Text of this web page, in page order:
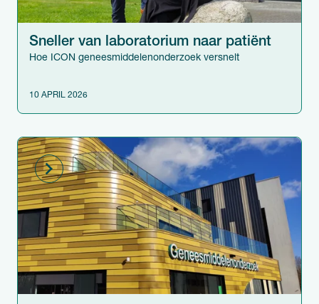
10 APRIL 2026
Sneller van laboratorium naar patiënt
Hoe ICON geneesmiddelenonderzoek versnelt